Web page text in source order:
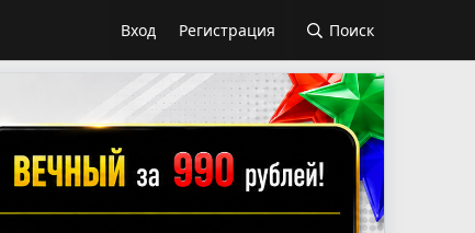
Вход Регистрация Поиск